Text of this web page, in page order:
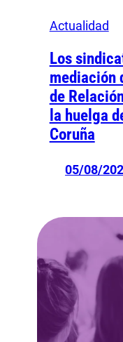
Actualidad
Los
mediación
de
la huelga
Coruña
05/08/